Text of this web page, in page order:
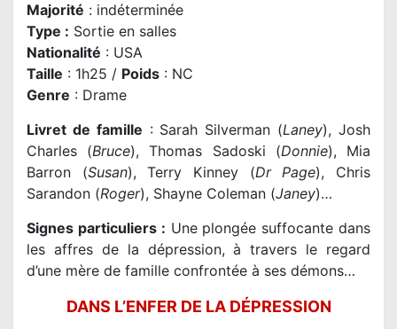
Majorité : indéterminée
Type : Sortie en salles
Nationalité : USA
Taille : 1h25 / Poids : NC
Genre : Drame
Livret de famille : Sarah Silverman (Laney), Josh
Charles (Bruce), Thomas Sadoski (Donnie), Mia
Barron (Susan), Terry Kinney (Dr Page), Chris
Sarandon (Roger), Shayne Coleman (Janey)…
Signes particuliers : Une plongée suffocante dans
les affres de la dépression, à travers le regard
d’une mère de famille confrontée à ses démons…
DANS L’ENFER DE LA DÉPRESSION